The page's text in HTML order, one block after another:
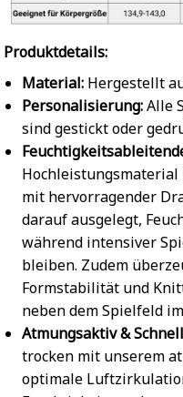
Produktdetails:
Material: Hergestellt
Personalisierung:Alle
sind gestickt oder
mit hervorragender
darauf ausgelegt,
während intensiver
bleiben. Zudem
Formstabilität und
neben dem Spielfeld
Atmungsaktiv &
trocken mit unserem
optimale